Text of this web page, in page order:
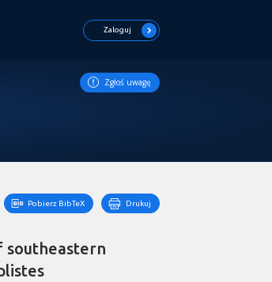
Zaloguj
Zgłoś uwagę
Pobierz BibTeX Drukuj
southeastern